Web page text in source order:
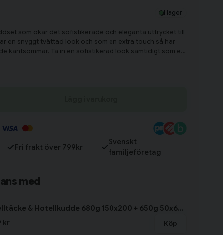
I lager
som ökar det sofistikerade och eleganta uttrycket till
en snyggt tvättad look och som en extra touch så har
kantsömmar. Ta in en sofistikerad look samtidigt som en
Fri frakt över 799kr
Svenskt
familjeföretag
med
Paket Hotelltäcke & Hotellkudde 680g 150x200 + 650g 50x60 Borganäs of Sweden
kr
Köp